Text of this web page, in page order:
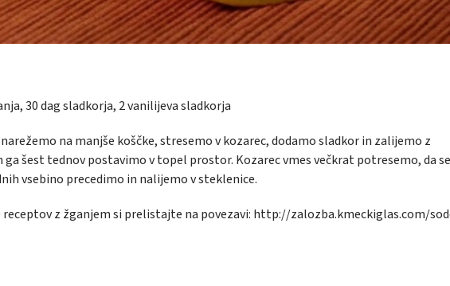
30 dag sladkorja, 2 vanilijeva sladkorja
na manjše koščke, stresemo v kozarec, dodamo sladkor in zalijemo z
šest tednov postavimo v topel prostor. Kozarec vmes večkrat potresemo, da
vsebino precedimo in nalijemo v steklenice.
receptov z žganjem si prelistajte na povezavi: http://zalozba.kmeckiglas.com/